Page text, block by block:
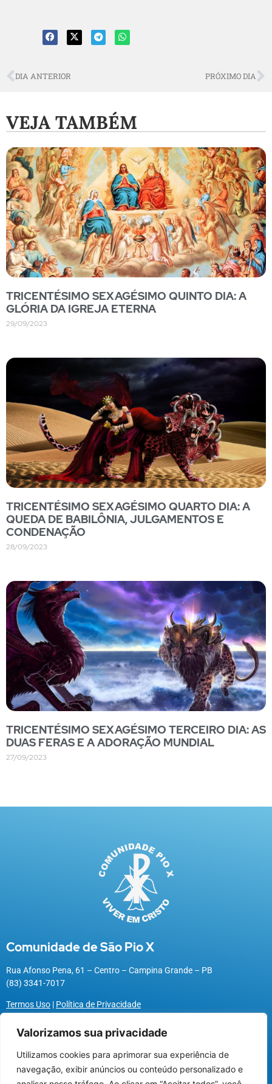
Utilizamos cookies para oferecer melhor
experiência, melhorar o desempenho, analisar
Valorizamos sua privacidade
Utilizamos cookies para aprimorar sua experiência de
navegação, exibir anúncios ou conteúdo personalizado e
DIA ANTERIOR PRÓXIMO DIA
VEJA TAMBÉM
TRICENTÉSIMO SEXAGÉSIMO QUINTO DIA: A
GLÓRIA DA IGREJA ETERNA
29/09/2023
TRICENTÉSIMO SEXAGÉSIMO QUARTO DIA: A
QUEDA DE BABILÔNIA, JULGAMENTOS E
CONDENAÇÃO
28/09/2023
TRICENTÉSIMO SEXAGÉSIMO TERCEIRO DIA: AS
DUAS FERAS E A ADORAÇÃO MUNDIAL
27/09/2023
Comunidade de São Pio X
Rua Afonso Pena, 61 – Centro – Campina Grande – PB
(83) 3341-7017
Termos Uso | Política de Privacidade